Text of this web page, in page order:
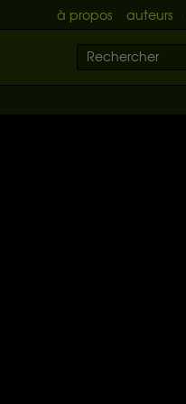
à propos auteurs